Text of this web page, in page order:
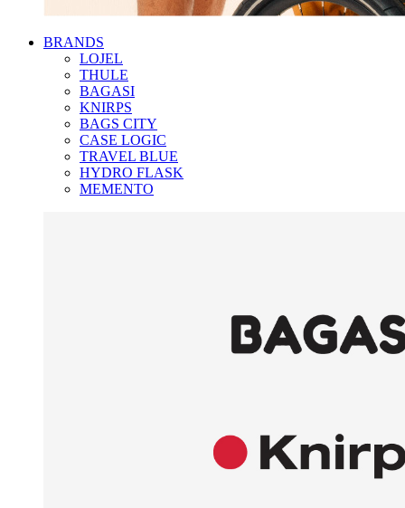
BRANDS
LOJEL
THULE
BAGASI
KNIRPS
BAGS CITY
CASE LOGIC
TRAVEL BLUE
HYDRO FLASK
MEMENTO